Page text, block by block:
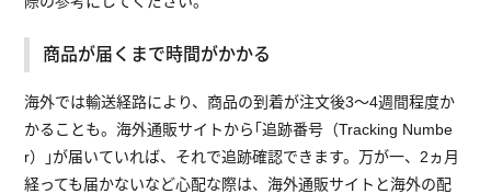
商品が届くまで時間がかかる
海外では輸送経路により、商品の到着が注文後3～4週間程度か
かることも。海外通販サイトから｢追跡番号（Tracking Numbe
r）｣が届いていれば、それで追跡確認できます。万が一、2ヵ月
経っても届かないなど心配な際は、海外通販サイトと海外の配